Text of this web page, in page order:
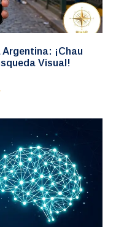
¡Chau
Visual!